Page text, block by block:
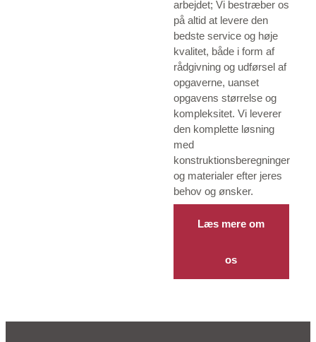
arbejdet; Vi bestræber os
på altid at levere den
bedste service og høje
kvalitet, både i form af
rådgivning og udførsel af
opgaverne, uanset
opgavens størrelse og
kompleksitet. Vi leverer
den komplette løsning
med
konstruktionsberegninger
og materialer efter jeres
behov og ønsker.
Læs mere om
os